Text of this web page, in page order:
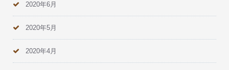
2020年6月
2020年5月
2020年4月